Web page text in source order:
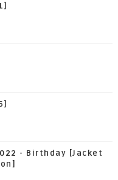
- Birthday [Jacket